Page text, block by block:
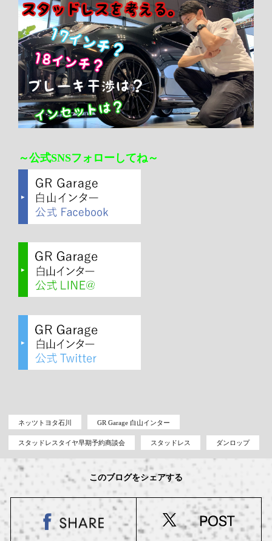
～公式SNSフォローしてね～
ネッツトヨタ石川 GR Garage 白山インター
スタッドレスタイヤ早期予約商談会 スタッドレス ダンロップ
このブログをシェアする